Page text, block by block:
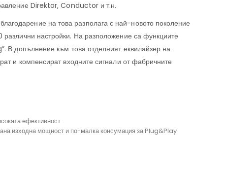
Direktor, Conductor и т.н.
на това разполага с най-новото поколение
различни настройки. На разположение са функциите
допълнение към това отделният еквилайзер на
и компенсират входните сигнали от фабричните
ефективност
изходна мощност и по-малка консумация за Plug&Play